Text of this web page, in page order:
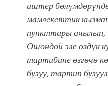
иштер
мамлекеттик
пункттары ачылып,
Ошондой эле өздүк
тартибине өзгөчө
бузуу, тартип